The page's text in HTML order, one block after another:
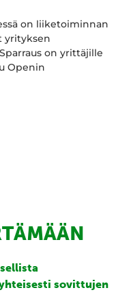
on liiketoiminnan
yrityksen
on yrittäjille
Openin
sovittujen